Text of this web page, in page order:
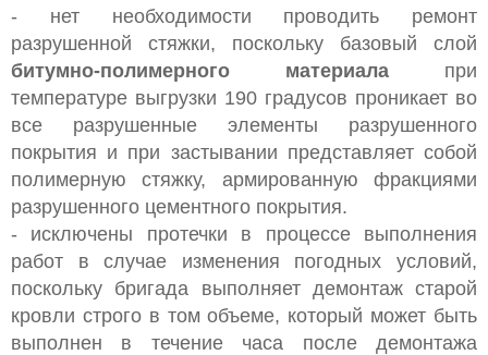
- нет необходимости проводить ремонт
разрушенной стяжки, поскольку базовый слой
битумно-полимерного материала при
температуре выгрузки 190 градусов проникает во
все разрушенные элементы разрушенного
покрытия и при застывании представляет собой
полимерную стяжку, армированную фракциями
разрушенного цементного покрытия.
- исключены протечки в процессе выполнения
работ в случае изменения погодных условий,
поскольку бригада выполняет демонтаж старой
кровли строго в том объеме, который может быть
выполнен в течение часа после демонтажа